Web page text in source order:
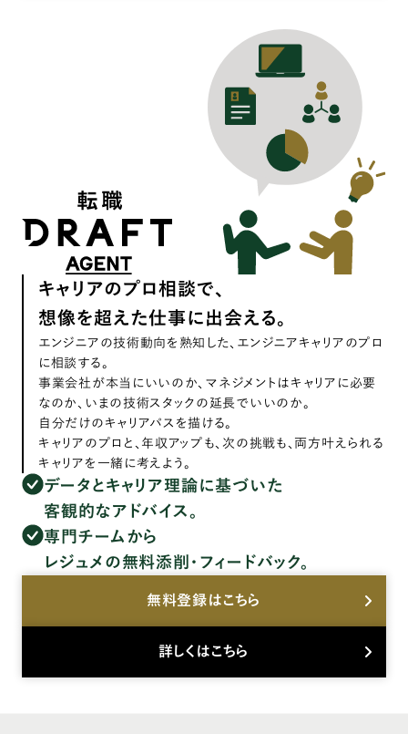
キャリアのプロ相談で、
想像を超えた仕事に出会える。
エンジニアの技術動向を熟知した、エンジニアキャリアのプロ
に相談する。
事業会社が本当にいいのか、マネジメントはキャリアに必要
なのか、いまの技術スタックの延長でいいのか。
自分だけのキャリアパスを描ける。
キャリアのプロと、年収アップも、次の挑戦も、両方叶えられる
キャリアを一緒に考えよう。
データとキャリア理論に基づいた
客観的なアドバイス。
専門チームから
レジュメの無料添削・フィードバック。
無料登録はこちら
詳しくはこちら